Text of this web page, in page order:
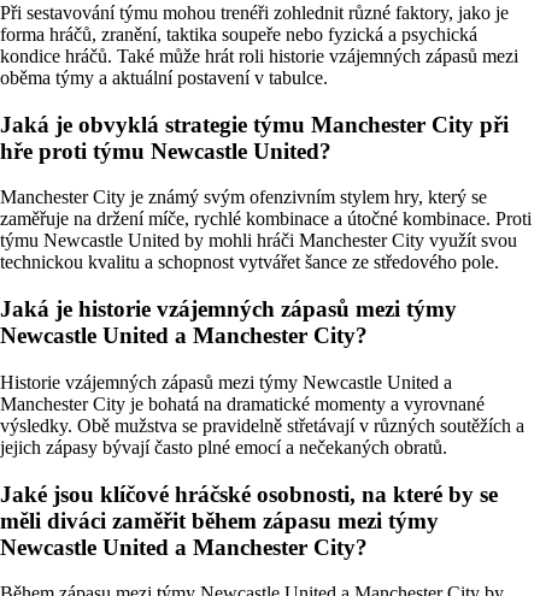
Při sestavování týmu mohou trenéři zohlednit různé faktory, jako je
forma hráčů, zranění, taktika soupeře nebo fyzická a psychická
kondice hráčů. Také může hrát roli historie vzájemných zápasů mezi
oběma týmy a aktuální postavení v tabulce.
Jaká je obvyklá strategie týmu Manchester City při
hře proti týmu Newcastle United?
Manchester City je známý svým ofenzivním stylem hry, který se
zaměřuje na držení míče, rychlé kombinace a útočné kombinace. Proti
týmu Newcastle United by mohli hráči Manchester City využít svou
technickou kvalitu a schopnost vytvářet šance ze středového pole.
Jaká je historie vzájemných zápasů mezi týmy
Newcastle United a Manchester City?
Historie vzájemných zápasů mezi týmy Newcastle United a
Manchester City je bohatá na dramatické momenty a vyrovnané
výsledky. Obě mužstva se pravidelně střetávají v různých soutěžích a
jejich zápasy bývají často plné emocí a nečekaných obratů.
Jaké jsou klíčové hráčské osobnosti, na které by se
měli diváci zaměřit během zápasu mezi týmy
Newcastle United a Manchester City?